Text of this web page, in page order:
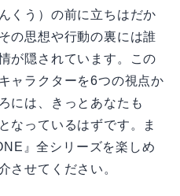
くう）の前に立ちはだか
の思想や行動の裏には誰
が隠されています。この
ャラクターを6つの視点か
には、きっとあなたも
なっているはずです。ま
』全シリーズを楽しめ
させてください。